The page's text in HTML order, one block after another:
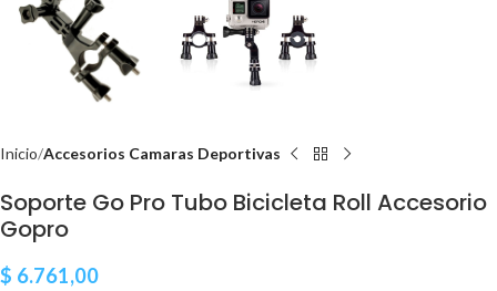
Inicio Accesorios Camaras Deportivas
Soporte Go Pro Tubo Bicicleta Roll Accesorio
Gopro
$ 6.761,00